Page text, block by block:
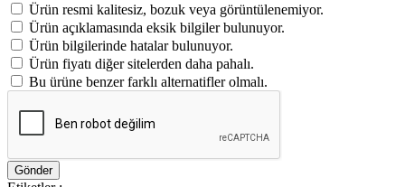
Ürün resmi kalitesiz, bozuk veya görüntülenemiyor.
Ürün açıklamasında eksik bilgiler bulunuyor.
Ürün bilgilerinde hatalar bulunuyor.
Ürün fiyatı diğer sitelerden daha pahalı.
Bu ürüne benzer farklı alternatifler olmalı.
Gönder